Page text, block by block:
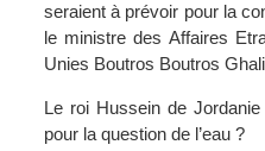
seraient à prévoir pour la
le ministre des Affaires
Unies Boutros Boutros
Le roi Hussein de Jordanie
pour la question de l’eau ?